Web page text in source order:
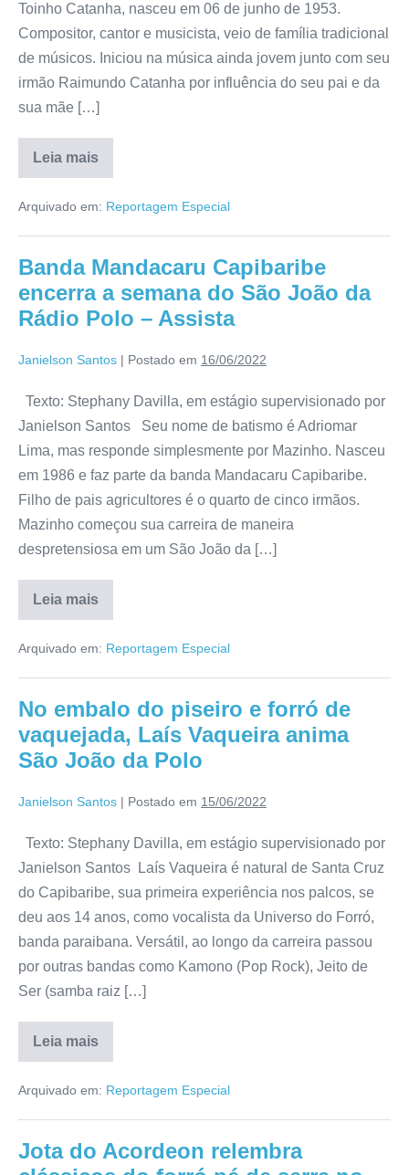
Toinho Catanha, nasceu em 06 de junho de 1953.
Compositor, cantor e musicista, veio de família tradicional
de músicos. Iniciou na música ainda jovem junto com seu
irmão Raimundo Catanha por influência do seu pai e da
sua mãe […]
Leia mais
Arquivado em: Reportagem Especial
Banda Mandacaru Capibaribe
encerra a semana do São João da
Rádio Polo – Assista
Janielson Santos | Postado em 16/06/2022
Texto: Stephany Davilla, em estágio supervisionado por
Janielson Santos Seu nome de batismo é Adriomar
Lima, mas responde simplesmente por Mazinho. Nasceu
em 1986 e faz parte da banda Mandacaru Capibaribe.
Filho de pais agricultores é o quarto de cinco irmãos.
Mazinho começou sua carreira de maneira
despretensiosa em um São João da […]
Leia mais
Arquivado em: Reportagem Especial
No embalo do piseiro e forró de
vaquejada, Laís Vaqueira anima
São João da Polo
Janielson Santos | Postado em 15/06/2022
Texto: Stephany Davilla, em estágio supervisionado por
Janielson Santos Laís Vaqueira é natural de Santa Cruz
do Capibaribe, sua primeira experiência nos palcos, se
deu aos 14 anos, como vocalista da Universo do Forró,
banda paraibana. Versátil, ao longo da carreira passou
por outras bandas como Kamono (Pop Rock), Jeito de
Ser (samba raiz […]
Leia mais
Arquivado em: Reportagem Especial
Jota do Acordeon relembra